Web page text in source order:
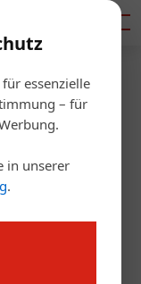
essenzielle
– für
in unserer
.
die